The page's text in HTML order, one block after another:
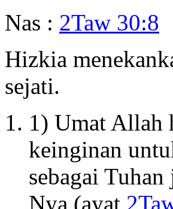
Nas : 2Taw 30:8
Hizkia
sejati.
1) Umat Allah
keinginan
sebagai
Nya (ayat